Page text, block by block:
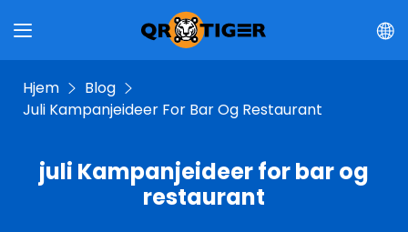
Hjem
Blog
Juli Kampanjeideer For Bar Og Restaurant
juli Kampanjeideer for bar og
restaurant